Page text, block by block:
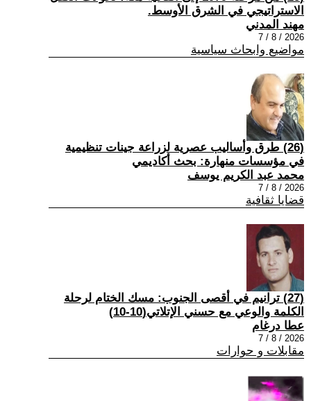
الاستراتيجي في الشرق الأوسط.
مهند المدني
2026 / 8 / 7
مواضيع وابحاث سياسية
(26) طرق وأساليب عصرية لزراعة جينات تنظيمية
في مؤسسات منهارة: بحث أكاديمي
محمد عبد الكريم يوسف
2026 / 8 / 7
قضايا ثقافية
(27) ترانيم في أقصى الجنوب: مسك الختام لرحلة
الكلمة والوعي مع حسني الإتلاتي(10-10)
عطا درغام
2026 / 8 / 7
مقابلات و حوارات